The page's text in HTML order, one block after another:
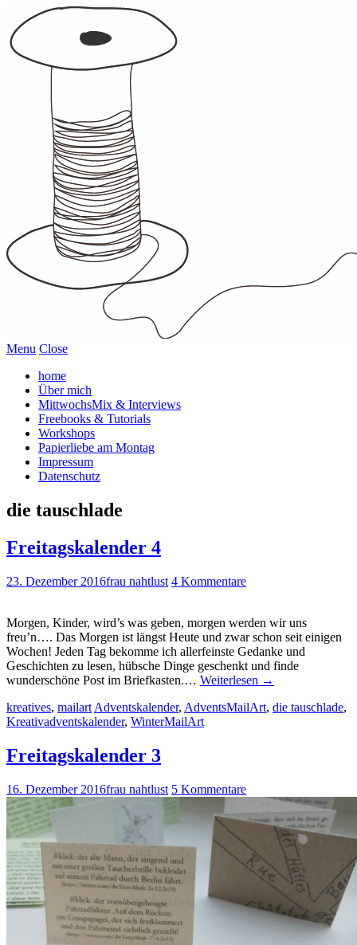
Menu Close
home
Über mich
MittwochsMix & Interviews
Freebooks & Tutorials
Workshops
Papierliebe am Montag
Impressum
Datenschutz
die tauschlade
Freitagskalender 4
23. Dezember 2016frau nahtlust 4 Kommentare
Morgen, Kinder, wird’s was geben, morgen werden wir uns
freu’n…. Das Morgen ist längst Heute und zwar schon seit einigen
Wochen! Jeden Tag bekomme ich allerfeinste Gedanke und
Geschichten zu lesen, hübsche Dinge geschenkt und finde
wunderschöne Post im Briefkasten.… Weiterlesen →
kreatives, mailart Adventskalender, AdventsMailArt, die tauschlade,
Kreativadventskalender, WinterMailArt
Freitagskalender 3
16. Dezember 2016frau nahtlust 5 Kommentare